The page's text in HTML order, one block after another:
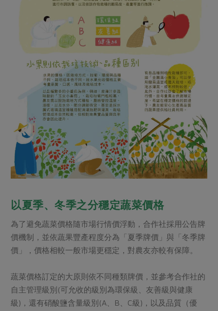
最新產品
優惠專區
素食專區
樂齡友善
養身食補
高麗菜海鮮煎餅
典藏閱覽室
下載專區
地區活動
活動報下載
以夏季、冬季之分穩定蔬菜價格
為了避免蔬菜價格隨市場行情價浮動，合作社採用公告牌
價機制，並依蔬果豐產程度分為「夏季牌價」與「冬季牌
價」，價格相較一般市場更穩定，對農友亦較有保障。
蔬菜價格訂定的大原則依不同種類牌價，並參考合作社的
自主管理級別(可允收的級別為環保級、友善級與健康
級)，還有硝酸鹽含量級別(A、B、C級)，以及品質（優